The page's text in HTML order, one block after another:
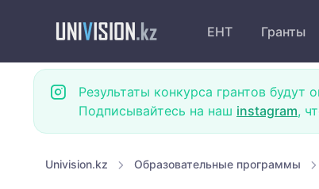
ЕНТ Гранты
Результаты конкурса грантов будут
Подписывайтесь на наш instagram,
Univision.kz Образовательные программы